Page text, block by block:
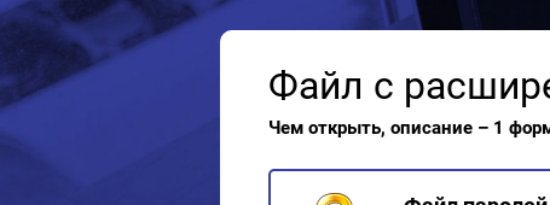
Файл с
Чем открыть, описание – 1